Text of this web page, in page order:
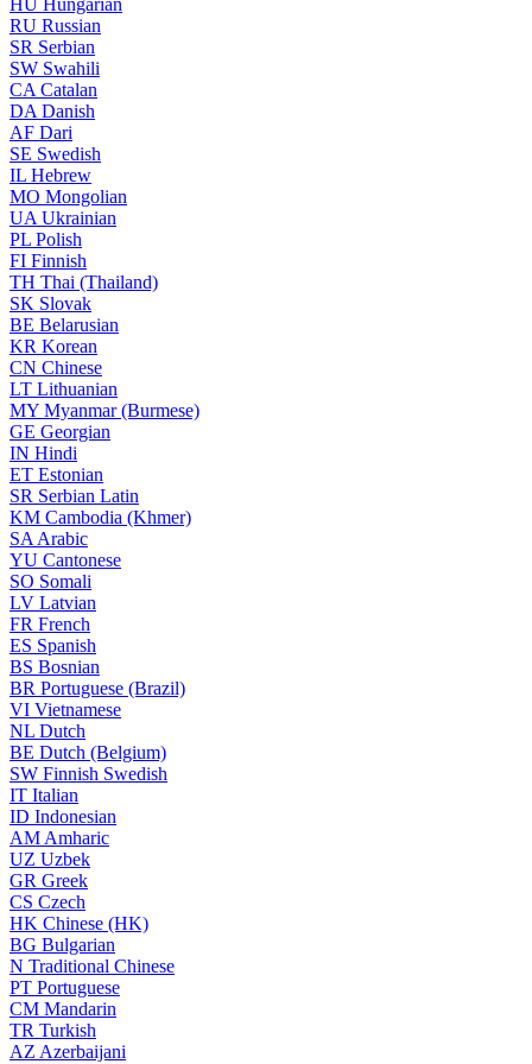
HU Hungarian
RU Russian
SR Serbian
SW Swahili
CA Catalan
DA Danish
AF Dari
SE Swedish
IL Hebrew
MO Mongolian
UA Ukrainian
PL Polish
FI Finnish
TH Thai (Thailand)
SK Slovak
BE Belarusian
KR Korean
CN Chinese
LT Lithuanian
MY Myanmar (Burmese)
GE Georgian
IN Hindi
ET Estonian
SR Serbian Latin
KM Cambodia (Khmer)
SA Arabic
YU Cantonese
SO Somali
LV Latvian
FR French
ES Spanish
BS Bosnian
BR Portuguese (Brazil)
VI Vietnamese
NL Dutch
BE Dutch (Belgium)
SW Finnish Swedish
IT Italian
ID Indonesian
AM Amharic
UZ Uzbek
GR Greek
CS Czech
HK Chinese (HK)
BG Bulgarian
N Traditional Chinese
PT Portuguese
CM Mandarin
TR Turkish
AZ Azerbaijani